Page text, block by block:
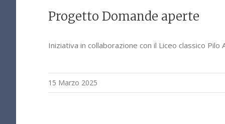
Progetto Domande aperte
Iniziativa in collaborazione con il Liceo classico Pilo
15 Marzo 2025